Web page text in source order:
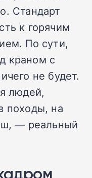
Стандарт
к горячим
По сути,
краном с
не будет.
людей,
походы, на
— реальный